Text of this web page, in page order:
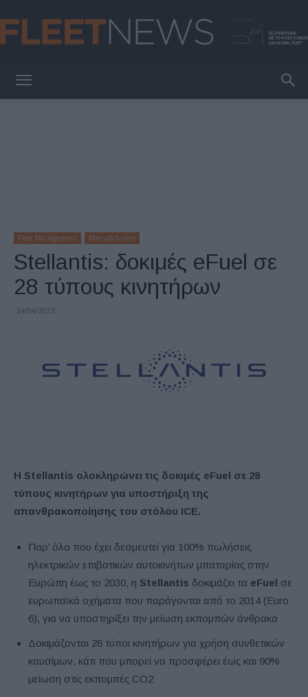
Fleet Management Manufacturers
Stellantis: δοκιμές eFuel σε
28 τύπους κινητήρων
24/04/2023
Η Stellantis ολοκληρώνει τις δοκιμές eFuel σε 28
τύπους κινητήρων για υποστήριξη της
απανθρακοποίησης του στόλου ICE.
Παρ’ όλο που έχει δεσμευτεί για 100% πωλήσεις
ηλεκτρικών επιβατικών αυτοκινήτων μπαταρίας στην
Ευρώπη έως το 2030, η Stellantis δοκιμάζει τα eFuel σε
ευρωπαϊκά οχήματα που παράγονται από το 2014 (Euro
6), για να υποστηρίξει την μείωση εκπομπών άνθρακα
Δοκιμάζονται 28 τύποι κινητήρων για χρήση συνθετικών
καυσίμων, κάτι που μπορεί να προσφέρει έως και 90%
μείωση στις εκπομπές CO2